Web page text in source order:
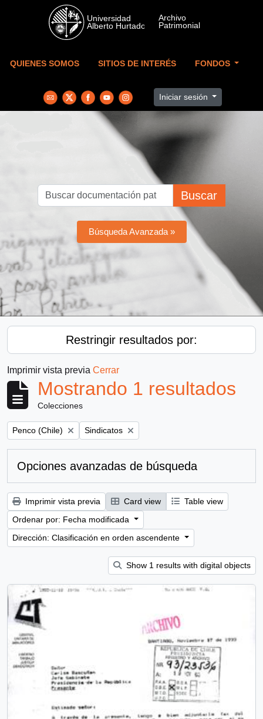
Skip to main content
QUIENES SOMOS SITIOS DE INTERÉS FONDOS
Iniciar sesión
Buscar
Búsqueda Avanzada »
Restringir resultados por:
Imprimir vista previa Cerrar
Mostrando 1 resultados
Colecciones
Remove filter:
Penco (Chile) Remove filter:
Sindicatos
Opciones avanzadas de búsqueda
Imprimir vista previa Card view
Table view
Ordenar por: Fecha modificada
Dirección: Clasificación en orden ascendente
Show 1 results with digital objects